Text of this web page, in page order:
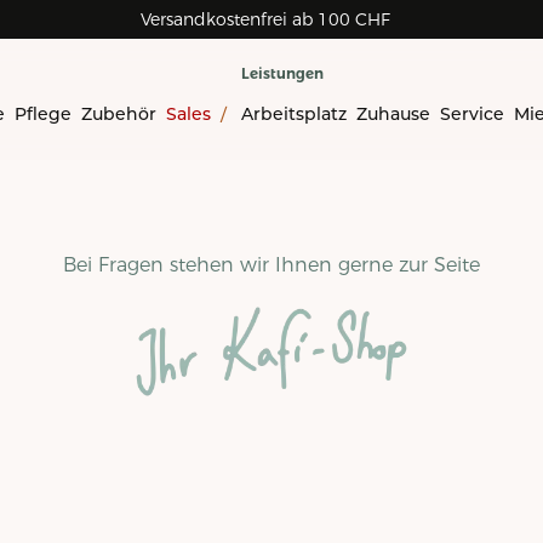
Versandkostenfrei ab 100 CHF
Pflege Zubehör Sales /
Leistungen
Arbeitsplatz Zuhause Service
Bei Fragen stehen wir Ihnen gerne zur Seite